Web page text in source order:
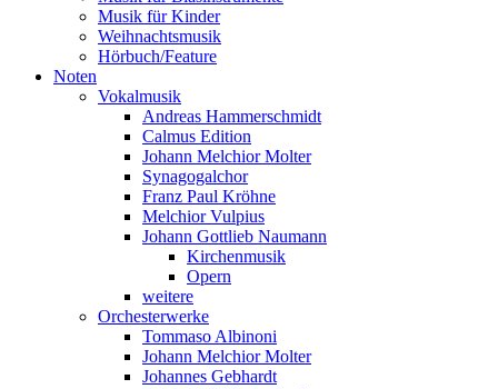
Musik für Kinder
Weihnachtsmusik
Hörbuch/Feature
Noten
Vokalmusik
Andreas Hammerschmidt
Calmus Edition
Johann Melchior Molter
Synagogalchor
Franz Paul Kröhne
Melchior Vulpius
Johann Gottlieb Naumann
Kirchenmusik
Opern
weitere
Orchesterwerke
Tommaso Albinoni
Johann Melchior Molter
Johannes Gebhardt